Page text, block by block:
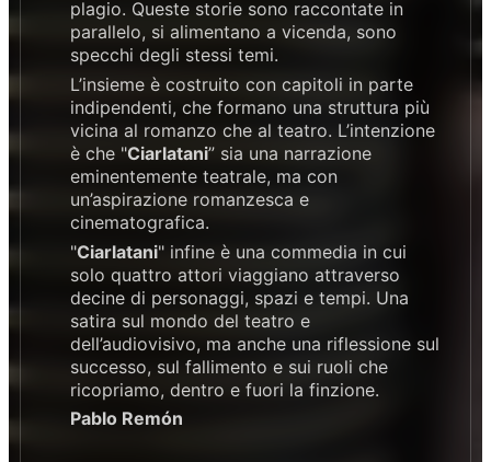
plagio. Queste storie sono raccontate in
parallelo, si alimentano a vicenda, sono
specchi degli stessi temi.
L’insieme è costruito con capitoli in parte
indipendenti, che formano una struttura più
vicina al romanzo che al teatro. L’intenzione
è che "Ciarlatani” sia una narrazione
eminentemente teatrale, ma con
un’aspirazione romanzesca e
cinematografica.
"Ciarlatani" infine è una commedia in cui
solo quattro attori viaggiano attraverso
decine di personaggi, spazi e tempi. Una
satira sul mondo del teatro e
dell’audiovisivo, ma anche una riflessione sul
successo, sul fallimento e sui ruoli che
ricopriamo, dentro e fuori la finzione.
Pablo Remón